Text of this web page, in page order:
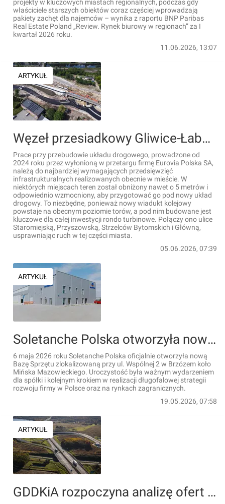
projekty w kluczowych miastach regionalnych, podczas gdy
właściciele starszych obiektów coraz częściej wprowadzają
pakiety zachęt dla najemców – wynika z raportu BNP Paribas
Real Estate Poland „Review. Rynek biurowy w regionach” za I
kwartał 2026 roku.
11.06.2026, 13:07
ARTYKUŁ
Węzeł przesiadkowy Gliwice-Łabędy na półmetku prac. Nowy układ drogowy i nowa stacja nabierają kształtów
Prace przy przebudowie układu drogowego, prowadzone od
2024 roku przez wyłonioną w przetargu firmę Eurovia Polska SA,
należą do najbardziej wymagających przedsięwzięć
infrastrukturalnych realizowanych obecnie w mieście. W
niektórych miejscach teren został obniżony nawet o 5 metrów i
odpowiednio wzmocniony, aby przygotować go pod nowy układ
drogowy. To niezbędne, ponieważ nowy wiadukt kolejowy
powstaje na obecnym poziomie torów, a pod nim budowane jest
kluczowe dla całej inwestycji rondo turbinowe. Połączy ono ulice
Staromiejską, Przyszowską, Strzelców Bytomskich i Główną,
usprawniając ruch w tej części miasta.
05.06.2026, 07:39
ARTYKUŁ
Soletanche Polska otworzyła nowoczesną Bazę Sprzętu pod Mińskiem Mazowieckim
6 maja 2026 roku Soletanche Polska oficjalnie otworzyła nową
Bazę Sprzętu zlokalizowaną przy ul. Wspólnej 2 w Brzózem koło
Mińska Mazowieckiego. Uroczystość była ważnym wydarzeniem
dla spółki i kolejnym krokiem w realizacji długofalowej strategii
rozwoju firmy w Polsce oraz na rynkach zagranicznych.
19.05.2026, 07:58
ARTYKUŁ
GDDKiA rozpoczyna analizę ofert na remont ważnego odcinka autostrady A4